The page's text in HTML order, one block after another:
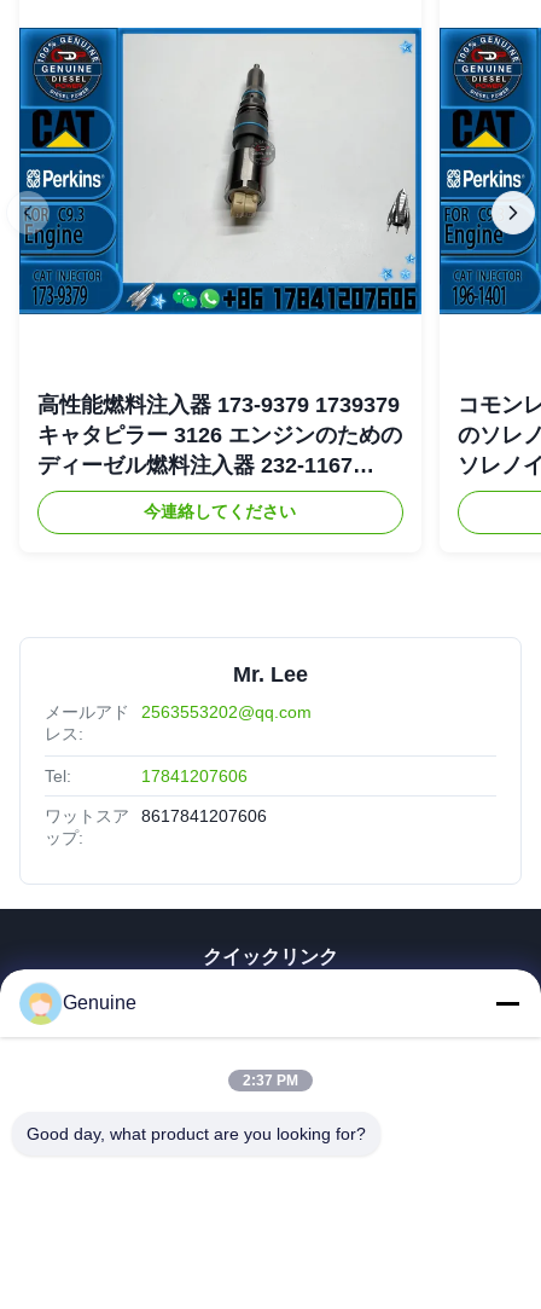
高性能燃料注入器 173-9379 1739379
キャタピラー 3126 エンジンのための
ディーゼル燃料注入器 232-1167
2321167
今連絡してください
コモン
のソレ
ソレノ
4754
Mr. Lee
メールアド
レス:
2563553202@qq.com
Tel: 17841207606
ワットスア
ップ:
8617841207606
クイックリンク
企業情報
品質管理
Genuine
2:37 PM
Good day, what product are you looking for?